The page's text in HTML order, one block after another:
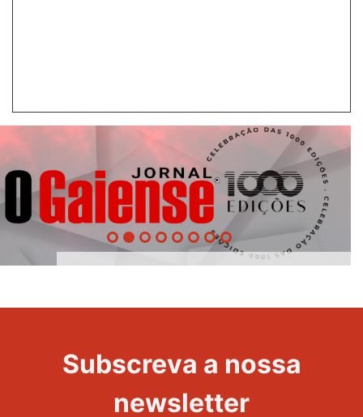
Evento
Subscreva a nossa
newsletter